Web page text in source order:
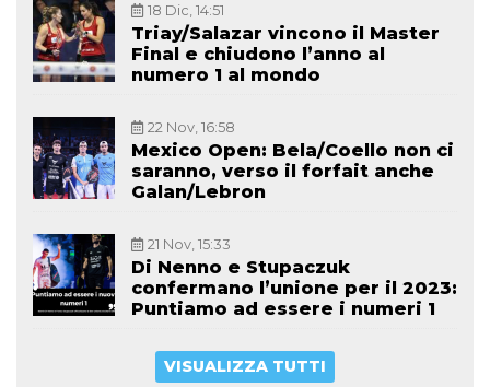
18 Dic, 14:51
Triay/Salazar vincono il Master
Final e chiudono l’anno al
numero 1 al mondo
22 Nov, 16:58
Mexico Open: Bela/Coello non ci
saranno, verso il forfait anche
Galan/Lebron
21 Nov, 15:33
Di Nenno e Stupaczuk
confermano l’unione per il 2023:
Puntiamo ad essere i numeri 1
VISUALIZZA TUTTI